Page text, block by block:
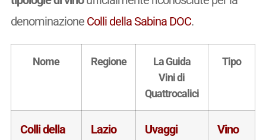
denominazione Colli della Sabina DOC.
Nome Regione
La Guida
Vini di
Quattrocalici
Tipo
Colli della
Lazio
Uvaggi
Vino